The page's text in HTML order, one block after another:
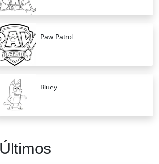
Paw Patrol
Bluey
Últimos